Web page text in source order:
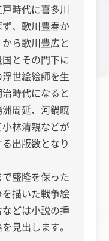
時代に喜多川
、歌川豊春か
ら歌川豊広と
とその門下に
世絵絵師を生
時代になると
周延、河鍋暁
林清親などが
出版数となり
盛隆を保った
描いた戦争絵
どは小説の挿
見出します。